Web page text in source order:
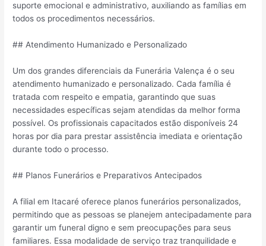
suporte emocional e administrativo, auxiliando as famílias em
todos os procedimentos necessários.
## Atendimento Humanizado e Personalizado
Um dos grandes diferenciais da Funerária Valença é o seu
atendimento humanizado e personalizado. Cada família é
tratada com respeito e empatia, garantindo que suas
necessidades específicas sejam atendidas da melhor forma
possível. Os profissionais capacitados estão disponíveis 24
horas por dia para prestar assistência imediata e orientação
durante todo o processo.
## Planos Funerários e Preparativos Antecipados
A filial em Itacaré oferece planos funerários personalizados,
permitindo que as pessoas se planejem antecipadamente para
garantir um funeral digno e sem preocupações para seus
familiares. Essa modalidade de serviço traz tranquilidade e